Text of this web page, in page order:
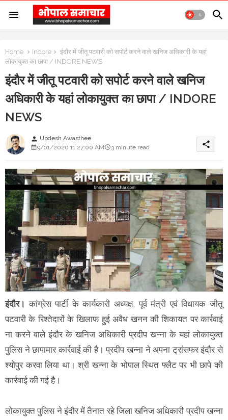
Home Indore
इंदौर में जीतू पटवारी को सपोर्ट करने वाले खनिज अधिकारी के यहां
लोकायुक्त का छापा / INDORE NEWS
इंदौर में जीतू पटवारी को सपोर्ट करने वाले खनिज
अधिकारी के यहां लोकायुक्त का छापा / INDORE
NEWS
person Updesh Awasthee
9/01/2020 11:27:00 AM
3 minute read share
इंदौर।कांग्रेस पार्टी के कार्यकारी अध्यक्ष, पूर्व मंत्री एवं विधायक जीतू
पटवारी के रिश्तेदारों के खिलाफ हुई अवैध खनन की शिकायत पर कार्रवाई
ना करने वाले इंदौर के खनिज अधिकारी प्रदीप खन्ना के यहां लोकायुक्त
पुलिस ने छापामार कार्रवाई की है। प्रदीप खन्ना ने अपना ट्रांसफर इंदौर से
श्योपुर करवा लिया था। श्री खन्ना के भोपाल स्थित फ्लैट पर भी छापे की
कार्रवाई की गई है।
लोकायुक्त पुलिस ने इंदौर में तैनात रहे जिला खनिज अधिकारी प्रदीप खन्ना